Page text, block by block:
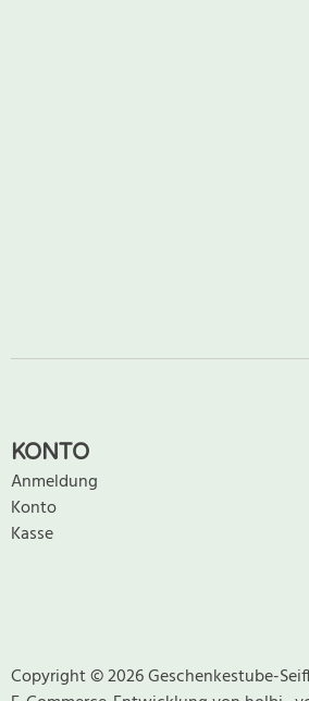
KONTO
Anmeldung
Konto
Kasse
Copyright © 2026 Geschenkestube-